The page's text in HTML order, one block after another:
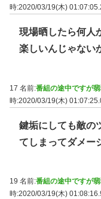
時:2020/03/19(木)
現場晒したら何人
楽しいんじゃない
17 名前:番組の途中ですが
時:2020/03/19(木)
鍵垢にしても敵の
てしまってダメー
19 名前:番組の途中ですが
時:2020/03/19(木)